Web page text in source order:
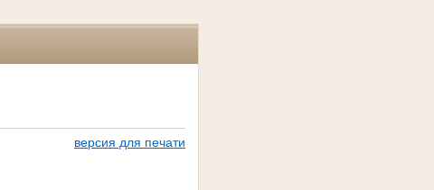
версия для печати